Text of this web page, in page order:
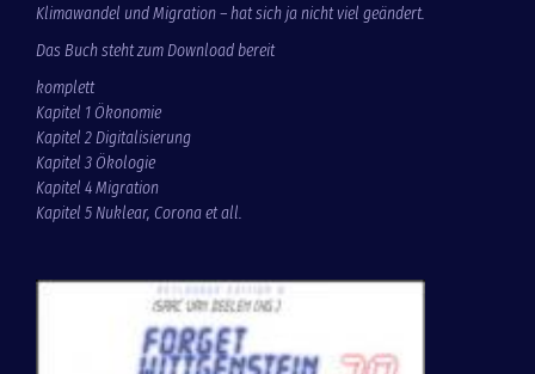
Klimawandel und Migration – hat sich ja nicht viel geändert.
Das Buch steht zum Download bereit
komplett
Kapitel 1 Ökonomie
Kapitel 2 Digitalisierung
Kapitel 3 Ökologie
Kapitel 4 Migration
Kapitel 5 Nuklear, Corona et all